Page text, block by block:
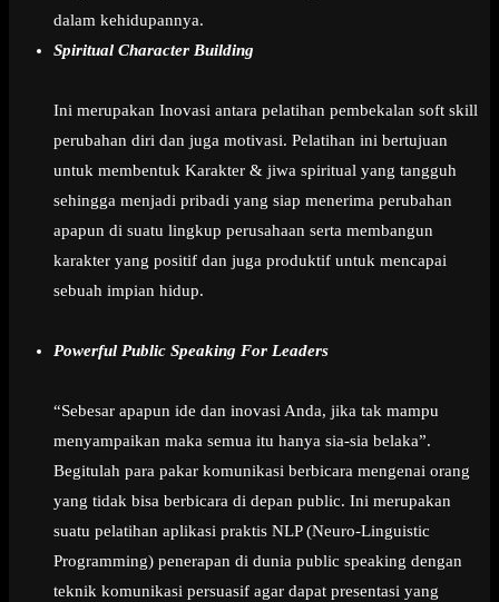
dalam kehidupannya.
Spiritual Character Building
Ini merupakan Inovasi antara pelatihan pembekalan soft skill
perubahan diri dan juga motivasi. Pelatihan ini bertujuan
untuk membentuk Karakter & jiwa spiritual yang tangguh
sehingga menjadi pribadi yang siap menerima perubahan
apapun di suatu lingkup perusahaan serta membangun
karakter yang positif dan juga produktif untuk mencapai
sebuah impian hidup.
Powerful Public Speaking For Leaders
“Sebesar apapun ide dan inovasi Anda, jika tak mampu
menyampaikan maka semua itu hanya sia-sia belaka”.
Begitulah para pakar komunikasi berbicara mengenai orang
yang tidak bisa berbicara di depan public. Ini merupakan
suatu pelatihan aplikasi praktis NLP (Neuro-Linguistic
Programming) penerapan di dunia public speaking dengan
teknik komunikasi persuasif agar dapat presentasi yang